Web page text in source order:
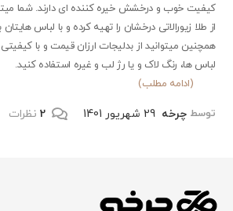
کیفیت خوب و درخشش خیره کننده ای دارند. شما
از طلا زیورالاتی درخشان را تهیه کرده و با لباس
همچنین میتوانید از بدلیجات ارزان قیمت و با
لباس ها، رنگ لاک و یا رژ لب و غیره استفاده کنید.
(ادامه مطلب)
توسط چرخه 29 شهریور 1401 2 نظرات